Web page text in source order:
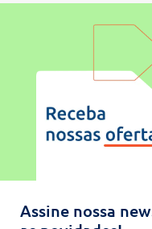
Assine nossa